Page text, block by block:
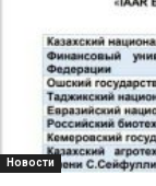
Новости